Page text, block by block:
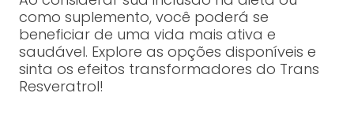
como suplemento, você poderá se
beneficiar de uma vida mais ativa e
saudável. Explore as opções disponíveis e
sinta os efeitos transformadores do Trans
Resveratrol!